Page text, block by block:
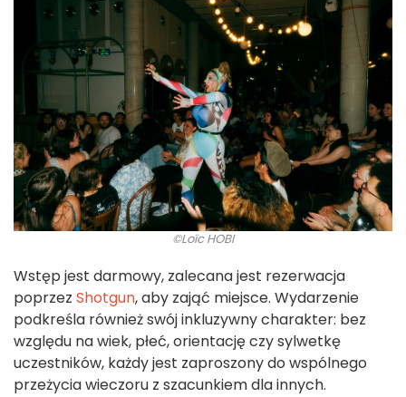
©Loïc HOBI
Wstęp jest darmowy, zalecana jest rezerwacja
poprzez Shotgun, aby zająć miejsce. Wydarzenie
podkreśla również swój inkluzywny charakter: bez
względu na wiek, płeć, orientację czy sylwetkę
uczestników, każdy jest zaproszony do wspólnego
przeżycia wieczoru z szacunkiem dla innych.